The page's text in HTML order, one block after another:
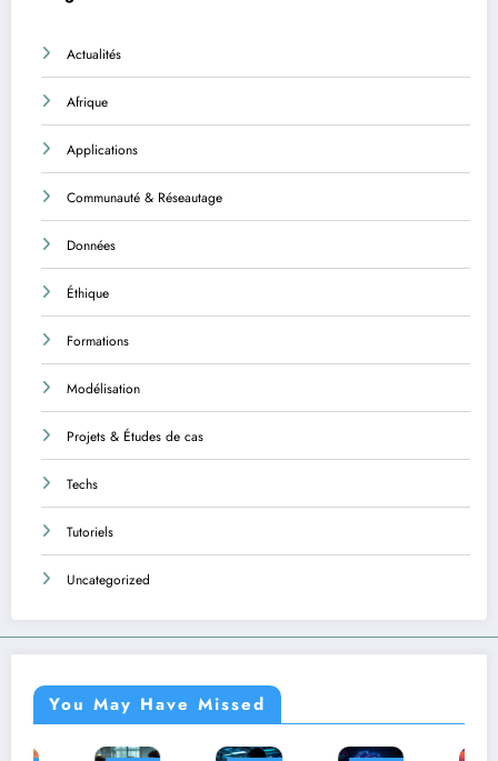
Actualités
Afrique
Applications
Communauté & Réseautage
Données
Éthique
Formations
Modélisation
Projets & Études de cas
Techs
Tutoriels
Uncategorized
You May Have Missed